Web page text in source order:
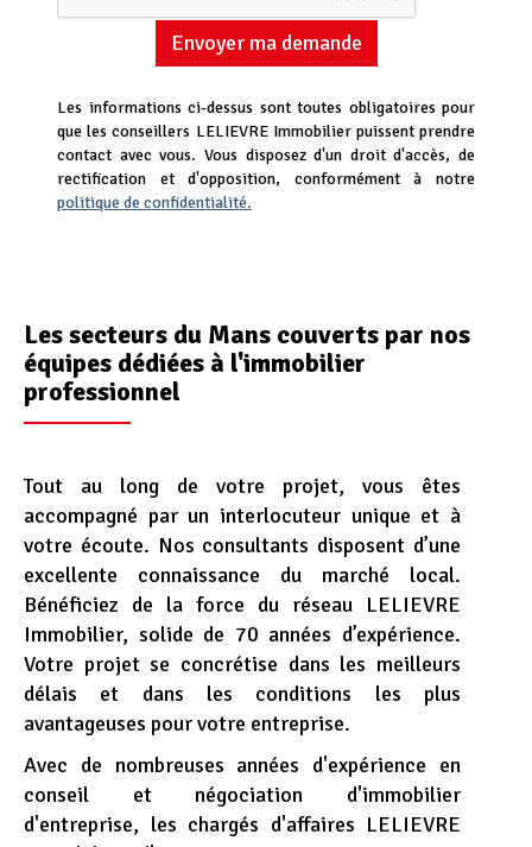
Envoyer ma demande
Les informations ci-dessus sont toutes obligatoires pour
que les conseillers LELIEVRE Immobilier puissent prendre
contact avec vous. Vous disposez d'un droit d'accès, de
rectification et d'opposition, conformément à notre
politique de confidentialité.
Les secteurs du Mans couverts par nos
équipes dédiées à l'immobilier
professionnel
Tout au long de votre projet, vous êtes
accompagné par un interlocuteur unique et à
votre écoute. Nos consultants disposent d’une
excellente connaissance du marché local.
Bénéficiez de la force du réseau LELIEVRE
Immobilier, solide de 70 années d’expérience.
Votre projet se concrétise dans les meilleurs
délais et dans les conditions les plus
avantageuses pour votre entreprise.
Avec de nombreuses années d'expérience en
conseil et négociation d'immobilier
d'entreprise, les chargés d'affaires LELIEVRE